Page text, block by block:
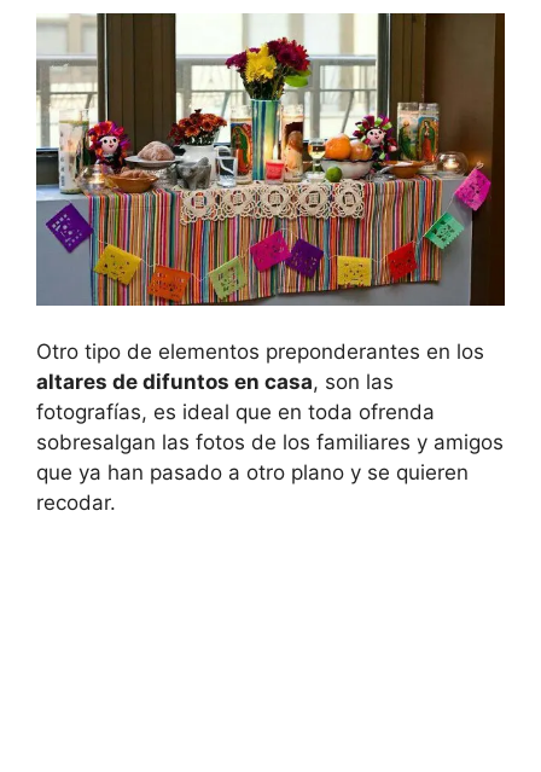
Otro tipo de elementos preponderantes en los
altares de difuntos en casa, son las
fotografías, es ideal que en toda ofrenda
sobresalgan las fotos de los familiares y amigos
que ya han pasado a otro plano y se quieren
recodar.